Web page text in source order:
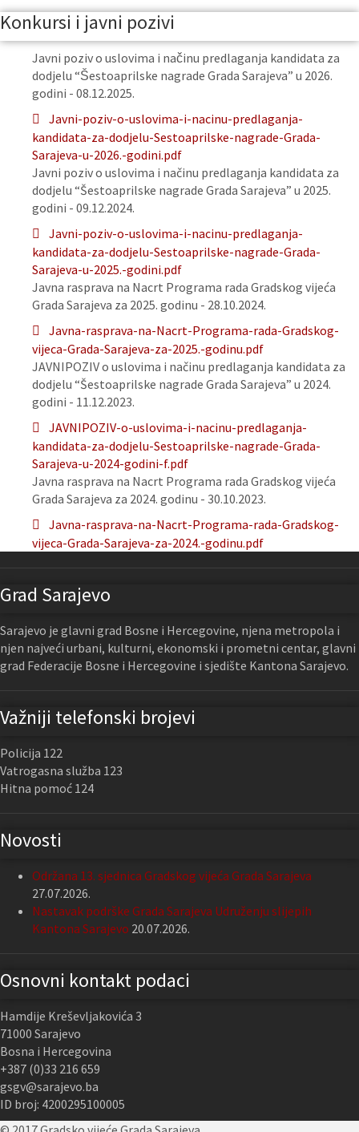
Konkursi i javni pozivi
Javni poziv o uslovima i načinu predlaganja kandidata za
dodjelu “Šestoaprilske nagrade Grada Sarajeva” u 2026.
godini - 08.12.2025.
Javni-poziv-o-uslovima-i-nacinu-predlaganja-
kandidata-za-dodjelu-Sestoaprilske-nagrade-Grada-
Sarajeva-u-2026.-godini.pdf
Javni poziv o uslovima i načinu predlaganja kandidata za
dodjelu “Šestoaprilske nagrade Grada Sarajeva” u 2025.
godini - 09.12.2024.
Javni-poziv-o-uslovima-i-nacinu-predlaganja-
kandidata-za-dodjelu-Sestoaprilske-nagrade-Grada-
Sarajeva-u-2025.-godini.pdf
Javna rasprava na Nacrt Programa rada Gradskog vijeća
Grada Sarajeva za 2025. godinu - 28.10.2024.
Javna-rasprava-na-Nacrt-Programa-rada-Gradskog-
vijeca-Grada-Sarajeva-za-2025.-godinu.pdf
JAVNIPOZIV o uslovima i načinu predlaganja kandidata za
dodjelu “Šestoaprilske nagrade Grada Sarajeva” u 2024.
godini - 11.12.2023.
JAVNIPOZIV-o-uslovima-i-nacinu-predlaganja-
kandidata-za-dodjelu-Sestoaprilske-nagrade-Grada-
Sarajeva-u-2024-godini-f.pdf
Javna rasprava na Nacrt Programa rada Gradskog vijeća
Grada Sarajeva za 2024. godinu - 30.10.2023.
Javna-rasprava-na-Nacrt-Programa-rada-Gradskog-
vijeca-Grada-Sarajeva-za-2024.-godinu.pdf
Grad Sarajevo
Sarajevo je glavni grad Bosne i Hercegovine, njena metropola i
njen najveći urbani, kulturni, ekonomski i prometni centar, glavni
grad Federacije Bosne i Hercegovine i sjedište Kantona Sarajevo.
Važniji telefonski brojevi
Policija 122
Vatrogasna služba 123
Hitna pomoć 124
Novosti
Održana 13. sjednica Gradskog vijeća Grada Sarajeva
27.07.2026.
Nastavak podrške Grada Sarajeva Udruženju slijepih
Kantona Sarajevo 20.07.2026.
Osnovni kontakt podaci
Hamdije Kreševljakovića 3
71000 Sarajevo
Bosna i Hercegovina
+387 (0)33 216 659
gsgv@sarajevo.ba
ID broj: 4200295100005